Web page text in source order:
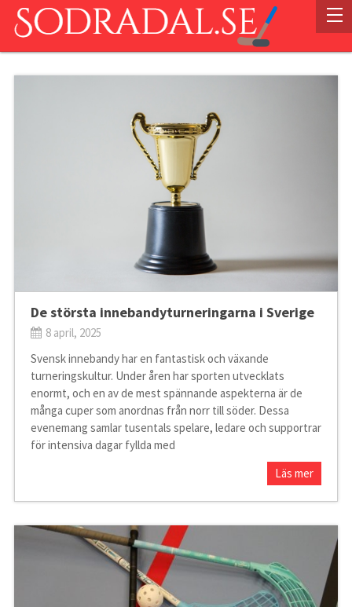
De största innebandyturneringarna i Sverige
8 april, 2025
Svensk innebandy har en fantastisk och växande
turneringskultur. Under åren har sporten utvecklats
enormt, och en av de mest spännande aspekterna är de
många cuper som anordnas från norr till söder. Dessa
evenemang samlar tusentals spelare, ledare och supportrar
för intensiva dagar fyllda med
Läs mer